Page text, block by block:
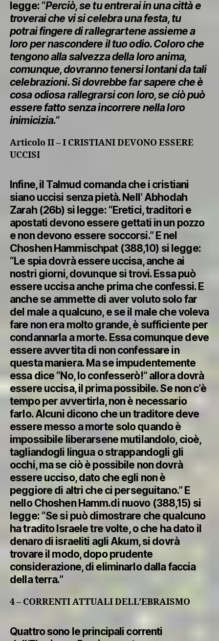
legge: “Perciò, se tu entrerai in una città e
troverai che vi si celebra una festa, tu
potrai fingere di rallegrartene assieme a
loro per nascondere il tuo odio. Coloro che
tengono alla salvezza della loro anima,
comunque, dovranno tenersi lontani da tali
celebrazioni. Si dovrebbe far sapere che è
cosa odiosa rallegrarsi con loro, se ciò può
essere fatto senza incorrere nella loro
inimicizia.“
Articolo II – I CRISTIANI DEVONO ESSERE
UCCISI
Infine, il Talmud comanda che i cristiani
siano uccisi senza pietà. Nell’ Abhodah
Zarah (26b) si legge: “Eretici, traditori e
apostati devono essere gettati in un pozzo
e non devono essere soccorsi.” E nel
Choshen Hammischpat (388,10) si legge:
“Le spia dovrà essere uccisa, anche ai
nostri giorni, dovunque si trovi. Essa può
essere uccisa anche prima che confessi. E
anche se ammette di aver voluto solo far
del male a qualcuno, e se il male che voleva
fare non era molto grande, è sufficiente per
condannarla a morte. Essa comunque deve
essere avvertita di non confessare in
questa maniera. Ma se impudentemente
essa dice “No, lo confesserò!” allora dovrà
essere uccisa, il prima possibile. Se non c’è
tempo per avvertirla, non è necessario
farlo. Alcuni dicono che un traditore deve
essere messo a morte solo quando è
impossibile liberarsene mutilandolo, cioè,
tagliandogli lingua o strappandogli gli
occhi, ma se ciò è possibile non dovrà
essere ucciso, dato che egli non è
peggiore di altri che ci perseguitano.” E
nello Choshen Hamm.di nuovo (388,15) si
legge: “Se si può dimostrare che qualcuno
ha tradito Israele tre volte, o che ha dato il
denaro di israeliti agli Akum, si dovrà
trovare il modo, dopo prudente
considerazione, di eliminarlo dalla faccia
della terra.”
4 – CORRENTI ATTUALI DELL’EBRAISMO
Quattro sono le principali correnti